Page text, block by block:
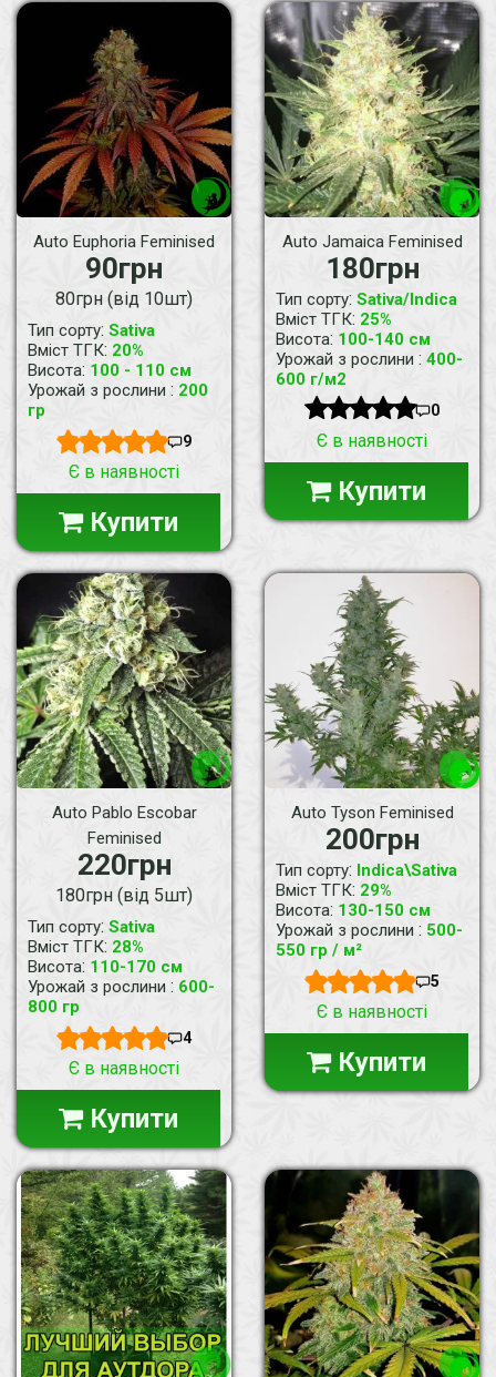
Auto Euphoria Feminised
90грн
80грн (від 10шт)
Тип сорту: Sativa
Вміст ТГК: 20%
Висота: 100 - 110 см
Урожай з рослини : 200
гр
9
Є в наявності
Купити
Auto Jamaica Feminised
180грн
Тип сорту: Sativa/Indica
Вміст ТГК: 25%
Висота: 100-140 см
Урожай з рослини : 400-
600 г/м2
0
Є в наявності
Купити
Auto Pablo Escobar
Feminised
220грн
180грн (від 5шт)
Тип сорту: Sativa
Вміст ТГК: 28%
Висота: 110-170 см
Урожай з рослини : 600-
800 гр
4
Є в наявності
Купити
Auto Tyson Feminised
200грн
Тип сорту: Indica\Sativa
Вміст ТГК: 29%
Висота: 130-150 см
Урожай з рослини : 500-
550 гр / м²
5
Є в наявності
Купити